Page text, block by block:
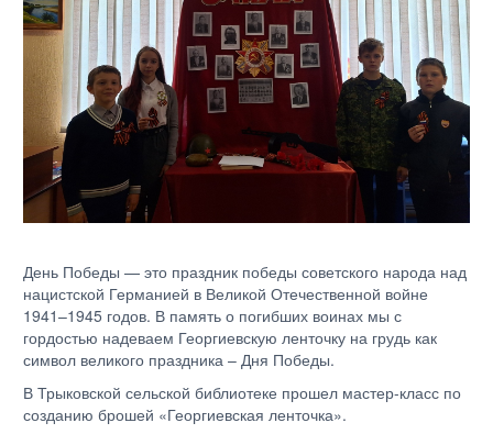
День Победы — это праздник победы советского народа над
нацистской Германией в Великой Отечественной войне
1941–1945 годов. В память о погибших воинах мы с
гордостью надеваем Георгиевскую ленточку на грудь как
символ великого праздника – Дня Победы.
В Трыковской сельской библиотеке прошел мастер-класс по
созданию брошей «Георгиевская ленточка».